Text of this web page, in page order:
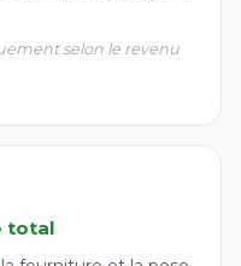
selon le revenu
total